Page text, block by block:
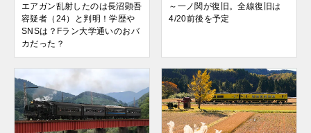
エアガン乱射したのは長沼顕吾
容疑者（24）と判明！学歴や
SNSは？Fラン大学通いのおバ
カだった？
～一ノ関が復旧。全線復旧は
4/20前後を予定